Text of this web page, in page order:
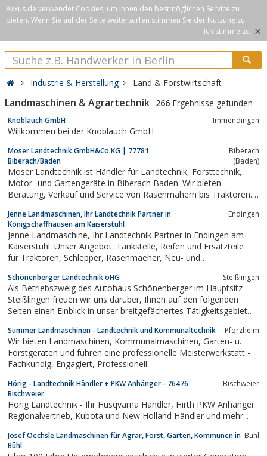
Axxus.de verwendet Cookies, um Ihnen den bestmöglichen Service zu
bieten. Wenn Sie auf der Seite weitersurfen stimmen Sie der Nutzung zu.
Ich stimme zu. ×
Industrie & Herstellung Land & Forstwirtschaft
Landmaschinen & Agrartechnik 266 Ergebnisse gefunden
Knoblauch GmbH Immendingen
Willkommen bei der Knoblauch GmbH
Moser Landtechnik GmbH&Co.KG | 77781
Biberach/Baden
Biberach
(Baden)
Moser Landtechnik ist Händler für Landtechnik, Forsttechnik,
Motor- und Gartengeräte in Biberach Baden. Wir bieten
Beratung, Verkauf und Service von Rasenmähern bis Traktoren.
Jenne Landmaschinen, Ihr Landtechnik Partner in
Königschaffhausen am Kaiserstuhl
Endingen
Jenne Landmaschine, Ihr Landtechnik Partner in Endingen am
Kaiserstuhl. Unser Angebot: Tankstelle, Reifen und Ersatzteile
für Traktoren, Schlepper, Rasenmaeher, Neu- und
Weinbau Ort Königschaffhausen
Schönenberger Landtechnik oHG Steißlingen
Als Betriebszweig des Autohaus Schönenberger im Hauptsitz
Steißlingen freuen wir uns darüber, Ihnen auf den folgenden
Seiten einen Einblick in unser breitgefächertes Tätigkeitsgebiet
Kleingeräte wie z.B. Rasenmäher bis hin zur Landmaschine alles
ab, was...
Summer Landmaschinen - Landtechnik und Kommunaltechnik Pforzheim
Wir bieten Landmaschinen, Kommunalmaschinen, Garten- u.
Forstgeräten und führen eine professionelle Meisterwerkstatt -
Fachkundig, Engagiert, Professionell.
Hörig - Landtechnik Händler + PKW Anhänger - 76476
Bischweier
Bischweier
Hörig Landtechnik - Ihr Husqvarna Händler, Hirth PKW Anhänger
Regionalvertrieb, Kubota und New Holland Händler und mehr...
Josef Oechsle Landmaschinen für Agrar, Forst, Garten, Kommunen in
Bühl
Bühl